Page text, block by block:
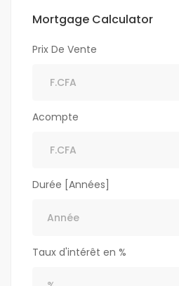
Mortgage Calculator
Prix De Vente
Acompte
Durée [Années]
Taux d'intérêt en %